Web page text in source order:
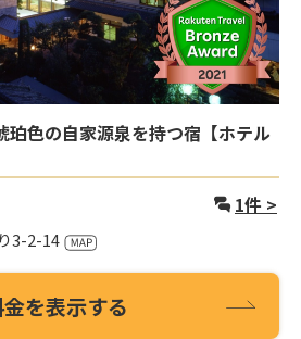
色の自家源泉を持つ宿【ホテル
1件 >
3-2-14
を表示する